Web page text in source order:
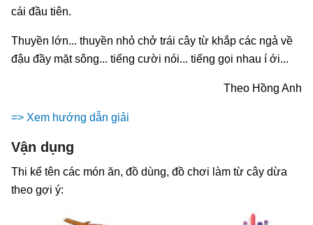
cái đầu tiên.
Thuyền lớn... thuyền nhỏ chở trái cây từ khắp các ngả về
đậu đầy mặt sông... tiếng cười nói... tiếng gọi nhau í ới...
Theo Hồng Anh
=> Xem hướng dẫn giải
Vận dụng
Thi kể tên các món ăn, đồ dùng, đồ chơi làm từ cây dừa
theo gợi ý: